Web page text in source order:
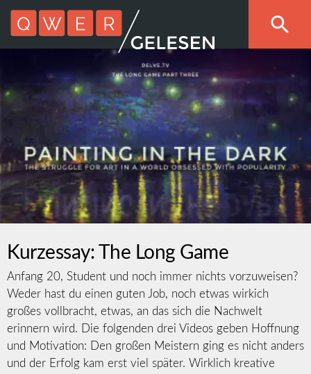
Kurzessay: The Long Game
Anfang 20, Student und noch immer nichts vorzuweisen?
Weder hast du einen guten Job, noch etwas wirkich
großes vollbracht, etwas, an das sich die Nachwelt
erinnern wird. Die folgenden drei Videos geben Hoffnung
und Motivation: Den großen Meistern ging es nicht anders
und der Erfolg kam erst viel später. Wirklich kreative